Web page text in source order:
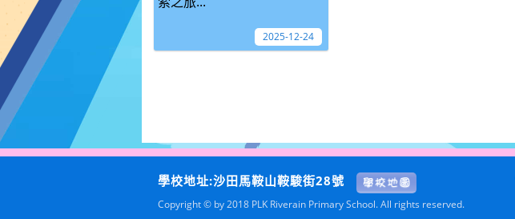
2025-12-24
學校地址:沙田馬鞍山鞍駿街28號
Copyright © by 2018 PLK Riverain Primary School. All rights reserved.